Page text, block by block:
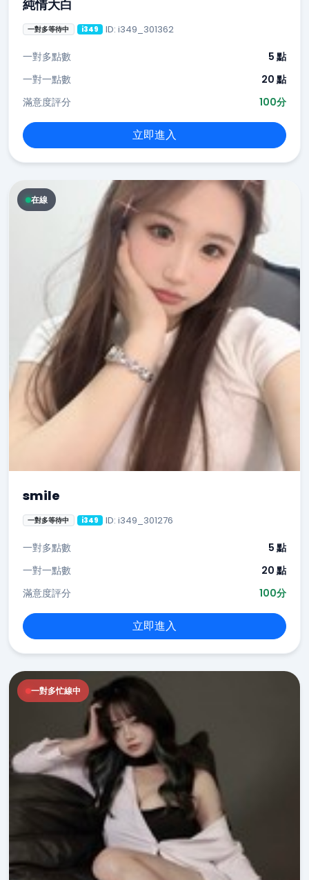
純情大白
一對多等待中 i349 ID: i349_301362
一對多點數
5 點
一對一點數
20 點
滿意度評分
100分
立即進入
在線
smile
一對多等待中 i349 ID: i349_301276
一對多點數
5 點
一對一點數
20 點
滿意度評分
100分
立即進入
一對多忙線中